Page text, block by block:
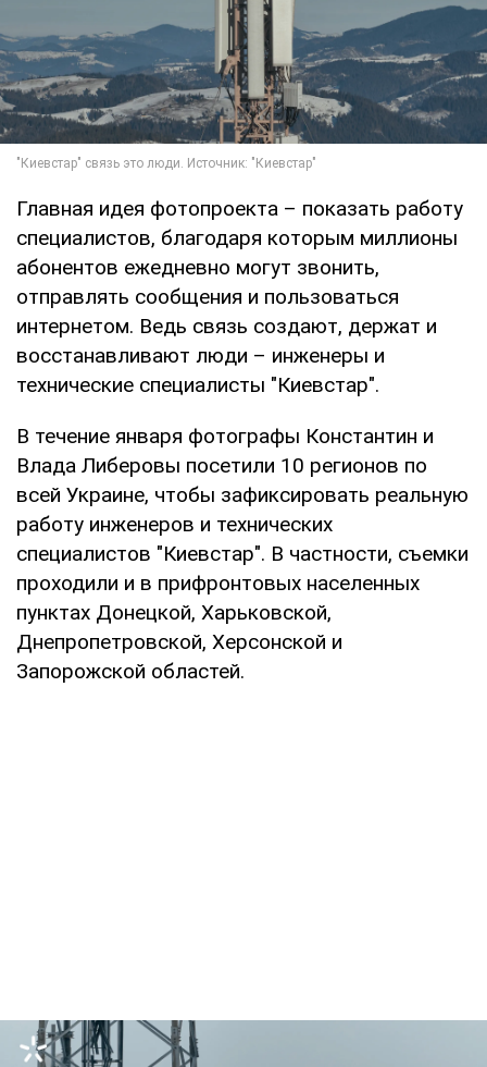
Главная идея фотопроекта – показать работу
специалистов, благодаря которым миллионы
абонентов ежедневно могут звонить,
отправлять сообщения и пользоваться
интернетом. Ведь связь создают, держат и
восстанавливают люди – инженеры и
технические специалисты "Киевстар".
В течение января фотографы Константин и
Влада Либеровы посетили 10 регионов по
всей Украине, чтобы зафиксировать реальную
работу инженеров и технических
специалистов "Киевстар". В частности, съемки
проходили и в прифронтовых населенных
пунктах Донецкой, Харьковской,
Днепропетровской, Херсонской и
Запорожской областей.